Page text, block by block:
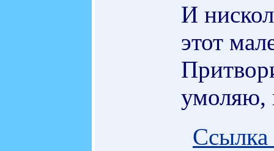
И
этот
умоляю,
Ссылка